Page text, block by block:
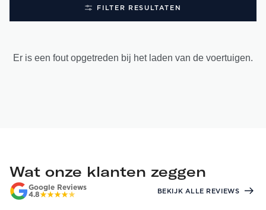
FILTER RESULTATEN
Er is een fout opgetreden bij het laden van de voertuigen.
Wat onze klanten zeggen
Google Reviews
4.8
BEKIJK ALLE REVIEWS